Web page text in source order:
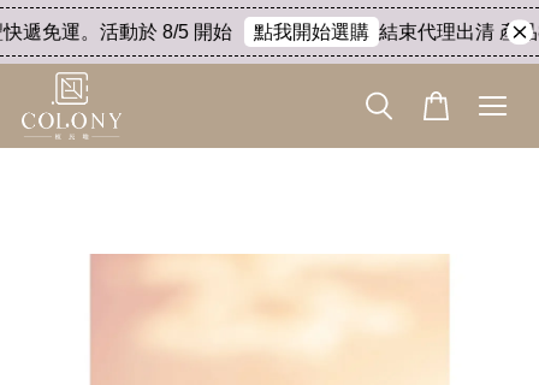
遞免運。活動於 8/5 開始 點我開始選購 結束代理出清 產品